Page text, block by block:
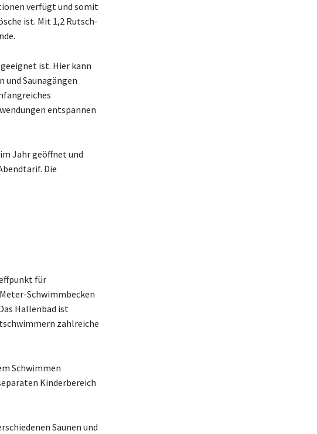
verfügt und somit
ist. Mit 1,2 Rutsch-
ist. Hier kann
und Saunagängen
entspannen
Jahr geöffnet und
Die
für
Schwimmbecken
Hallenbad ist
zahlreiche
Schwimmen
Kinderbereich
Saunen und